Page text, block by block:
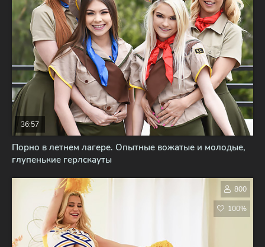
Порно в летнем лагере. Опытные вожатые и молодые,
глупенькие герлскауты
36:57
800
100%